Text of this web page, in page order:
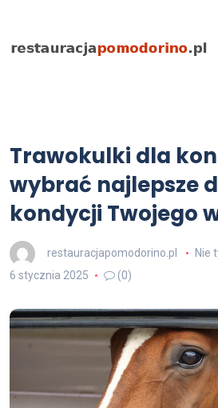
Trawokulki dla
wybrać najlepsze
kondycji Twojego
restauracjapomodorino.pl
Nie
6 stycznia 2025
(0)